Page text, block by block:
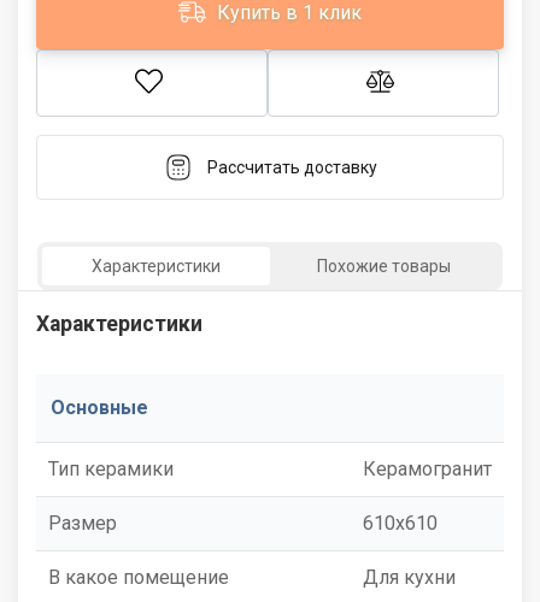
Купить в 1 клик
Рассчитать доставку
Характеристики Похожие товары
Характеристики
Основные
Тип керамики Керамогранит
Размер 610x610
В какое помещение Для кухни